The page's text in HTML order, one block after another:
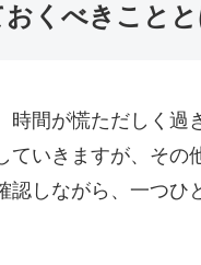
くべきこと
時間が慌ただしく過
いきますが、その
しながら、一つひ